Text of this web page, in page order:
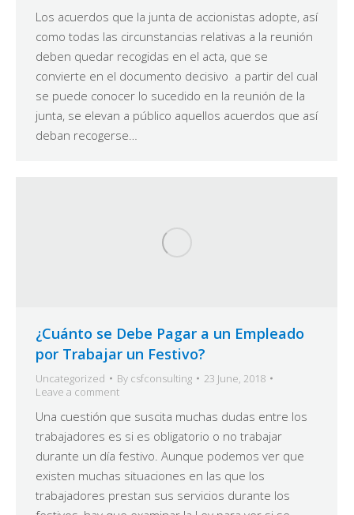
Los acuerdos que la junta de accionistas adopte, así
como todas las circunstancias relativas a la reunión
deben quedar recogidas en el acta, que se
convierte en el documento decisivo a partir del cual
se puede conocer lo sucedido en la reunión de la
junta, se elevan a público aquellos acuerdos que así
deban recogerse…
¿Cuánto se Debe Pagar a un Empleado
por Trabajar un Festivo?
Uncategorized By csfconsulting
23 June, 2018
Leave a comment
Una cuestión que suscita muchas dudas entre los
trabajadores es si es obligatorio o no trabajar
durante un día festivo. Aunque podemos ver que
existen muchas situaciones en las que los
trabajadores prestan sus servicios durante los